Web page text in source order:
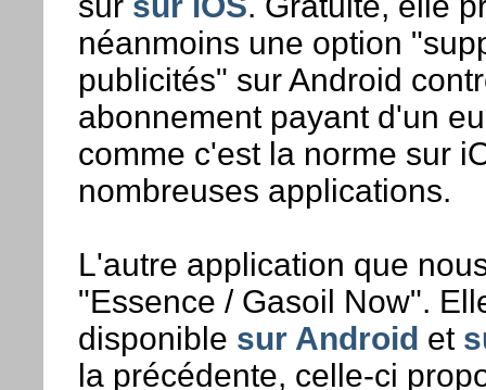
néanmoins une option
publicités" sur Android
abonnement payant d'un
comme c'est la norme sur
nombreuses applications.
L'autre application que
"Essence / Gasoil Now".
disponible sur Android et
la précédente, celle-ci